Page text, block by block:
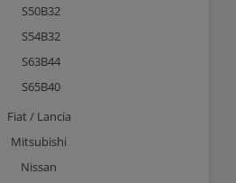
S50B32
S54B32
S63B44
S65B40
Fiat / Lancia
Mitsubishi
Nissan